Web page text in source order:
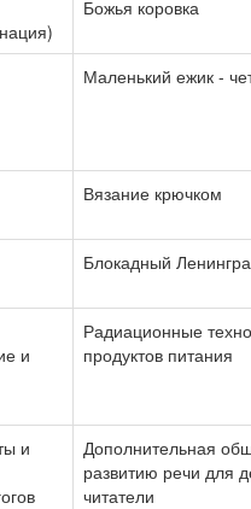
Божья коровка
Маленький ежик -
Вязание крючком
Блокадный
и
Радиационные
продуктов питания
и
Дополнительная
развитию речи для
читатели